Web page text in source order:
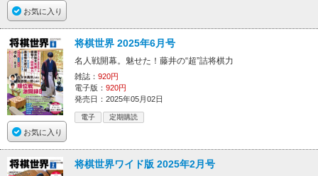
お気に入り
お気に入り
将棋世界 2025年6月号
名人戦開幕。魅せた！藤井の“超”詰将棋力
雑誌： 920円
電子版： 920円
発売日：2025年05月02日
電子 定期購読
将棋世界ワイド版 2025年2月号